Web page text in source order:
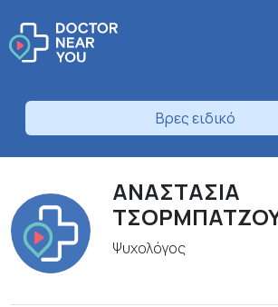
Βρες ειδικό
ΑΝΑΣΤΑΣΙΑ
Ψυχολόγος